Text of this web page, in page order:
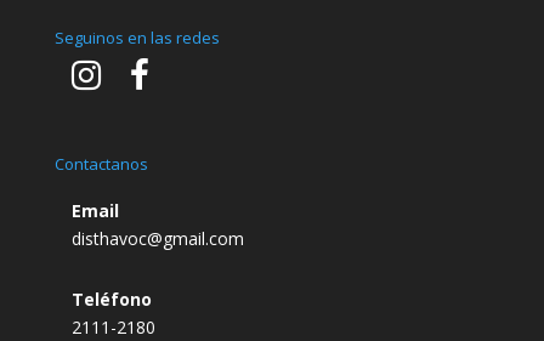
Seguinos en las redes
Contactanos
Email
disthavoc@gmail.com
Teléfono
2111-2180